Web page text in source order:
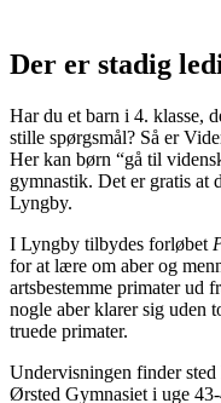
Der er stadig
Har du et barn i 4. klasse,
stille spørgsmål? Så er
Her kan børn “gå til
gymnastik. Det er gratis at
Lyngby.
I Lyngby tilbydes forløbet
for at lære om aber og
artsbestemme primater ud
nogle aber klarer sig uden
truede primater.
Undervisningen finder
Ørsted Gymnasiet i uge